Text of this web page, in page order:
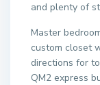
and plenty of
Master
custom closet
directions for
QM2 express